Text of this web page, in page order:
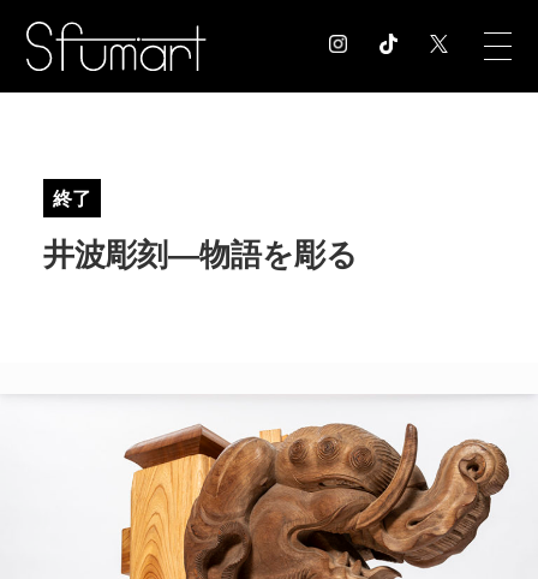
EXHIBITION 展覧会情報
CONTACT お問合せ
終了
井波彫刻―物語を彫る